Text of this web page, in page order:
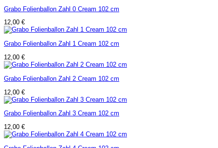
Grabo Folienballon Zahl 0 Cream 102 cm
12,00 €
Grabo Folienballon Zahl 1 Cream 102 cm
12,00 €
Grabo Folienballon Zahl 2 Cream 102 cm
12,00 €
Grabo Folienballon Zahl 3 Cream 102 cm
12,00 €